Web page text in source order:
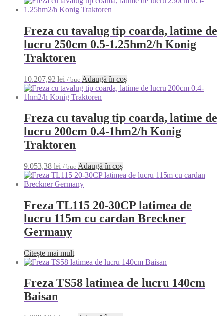
Freza cu tavalug tip coarda, latime de
lucru 250cm 0.5-1.25hm2/h Konig
Traktoren
10.207,92 lei / buc Adaugă în coș
Freza cu tavalug tip coarda, latime de
lucru 200cm 0.4-1hm2/h Konig
Traktoren
9.053,38 lei / buc Adaugă în coș
Freza TL115 20-30CP latimea de
lucru 115m cu cardan Breckner
Germany
Citește mai mult
Freza TS58 latimea de lucru 140cm
Baisan